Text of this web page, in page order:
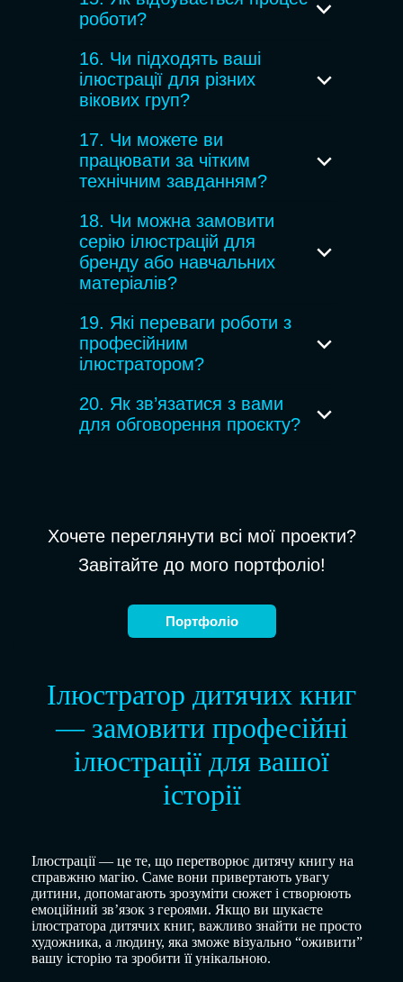
для друку, так і для цифрових
форматів (eBook, PDF, додатки).
роботи?
Процес включає кілька етапів:
обговорення ідеї → ескізи →
затвердження → фінальна
ілюстрація → передача файлів.
16. Чи підходять ваші
ілюстрації для різних
вікових груп?
Так, стиль і деталізація
адаптуються під вік аудиторії — від
малюків до молодших школярів.
17. Чи можете ви
працювати за чітким
технічним завданням?
Так, я можу працювати за
детальним ТЗ або допомогти його
сформувати.
18. Чи можна замовити
серію ілюстрацій для
бренду або навчальних
матеріалів?
Так, я створюю ілюстрації не лише
для книг, а й для освітніх
матеріалів, брендів і дитячих
продуктів.
19. Які переваги роботи з
професійним
ілюстратором?
Професійний ілюстратор створює
унікальний візуальний стиль, який
підсилює історію та робить книгу
20. Як зв’язатися з вами
для обговорення проєкту?
Хочете переглянути всі мої проекти?
Завітайте до мого портфоліо!
Портфоліо
Ілюстратор дитячих книг
— замовити професійні
ілюстрації для вашої
історії
Ілюстрації — це те, що перетворює дитячу книгу на
справжню магію. Саме вони привертають увагу
дитини, допомагають зрозуміти сюжет і створюють
емоційний зв’язок з героями. Якщо ви шукаєте
ілюстратора дитячих книг, важливо знайти не просто
художника, а людину, яка зможе візуально “оживити”
вашу історію та зробити її унікальною.